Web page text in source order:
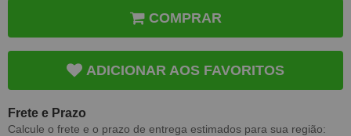
COMPRAR
ADICIONAR AOS FAVORITOS
Frete e Prazo
Calcule o frete e o prazo de entrega estimados para sua região: